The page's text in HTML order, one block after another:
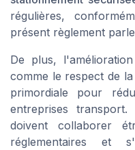
régulières,
présent règlement
De plus,
comme le respect de
primordiale pour
entreprises
doivent collaborer
réglementaires et